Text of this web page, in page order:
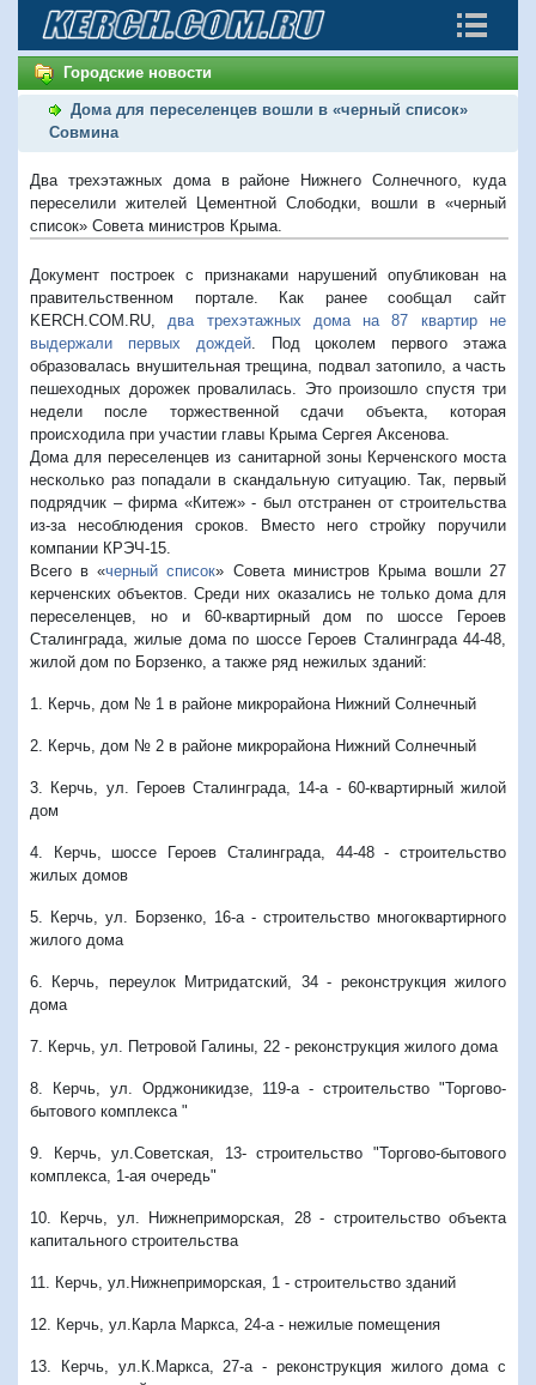
Городские новости
Дома для переселенцев вошли в «черный список»
Совмина
Два трехэтажных дома в районе Нижнего Солнечного, куда
переселили жителей Цементной Слободки, вошли в «черный
список» Совета министров Крыма.
Документ построек с признаками нарушений опубликован на
правительственном портале. Как ранее сообщал сайт
KERCH.COM.RU, два трехэтажных дома на 87 квартир не
выдержали первых дождей. Под цоколем первого этажа
образовалась внушительная трещина, подвал затопило, а часть
пешеходных дорожек провалилась. Это произошло спустя три
недели после торжественной сдачи объекта, которая
происходила при участии главы Крыма Сергея Аксенова.
Дома для переселенцев из санитарной зоны Керченского моста
несколько раз попадали в скандальную ситуацию. Так, первый
подрядчик – фирма «Китеж» - был отстранен от строительства
из-за несоблюдения сроков. Вместо него стройку поручили
компании КРЭЧ-15.
Всего в «черный список» Совета министров Крыма вошли 27
керченских объектов. Среди них оказались не только дома для
переселенцев, но и 60-квартирный дом по шоссе Героев
Сталинграда, жилые дома по шоссе Героев Сталинграда 44-48,
жилой дом по Борзенко, а также ряд нежилых зданий:
1. Керчь, дом № 1 в районе микрорайона Нижний Солнечный
2. Керчь, дом № 2 в районе микрорайона Нижний Солнечный
3. Керчь, ул. Героев Сталинграда, 14-а - 60-квартирный жилой
дом
4. Керчь, шоссе Героев Сталинграда, 44-48 - строительство
жилых домов
5. Керчь, ул. Борзенко, 16-а - строительство многоквартирного
жилого дома
6. Керчь, переулок Митридатский, 34 - реконструкция жилого
дома
7. Керчь, ул. Петровой Галины, 22 - реконструкция жилого дома
8. Керчь, ул. Орджоникидзе, 119-а - строительство "Торгово-
бытового комплекса "
9. Керчь, ул.Советская, 13- строительство "Торгово-бытового
комплекса, 1-ая очередь"
10. Керчь, ул. Нижнеприморская, 28 - строительство объекта
капитального строительства
11. Керчь, ул.Нижнеприморская, 1 - строительство зданий
12. Керчь, ул.Карла Маркса, 24-а - нежилые помещения
13. Керчь, ул.К.Маркса, 27-а - реконструкция жилого дома с